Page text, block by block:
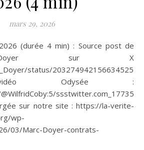
mars 29, 2026
sur X
status/2032749421566345252
Odysée :
sur notre site : https://la-verite-
wp-
03/Marc-Doyer-contrats-